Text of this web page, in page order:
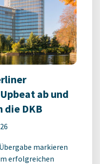
ab und
die DKB
markieren
erfolgreichen